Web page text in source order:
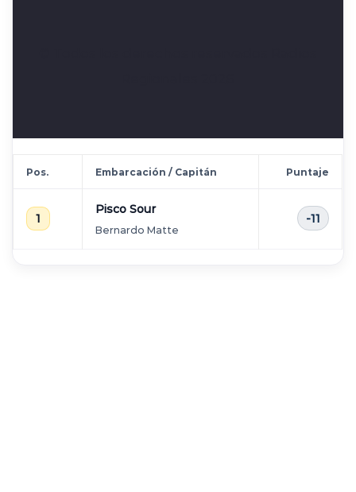
Pos. Embarcación / Capitán Puntaje
1
Pisco Sour
Bernardo Matte
-11